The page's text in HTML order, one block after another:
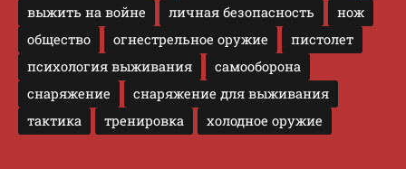
выжить на войне
личная безопасность
нож
общество
огнестрельное оружие
пистолет
психология выживания
самооборона
снаряжение
снаряжение для выживания
тактика
тренировка холодное оружие